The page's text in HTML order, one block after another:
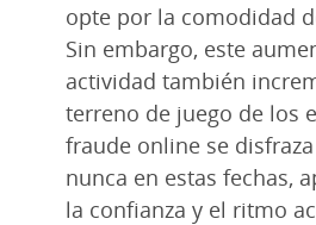
opte por la comodidad
Sin embargo, este
actividad también
terreno de juego de los
fraude online se
nunca en estas fechas,
la confianza y el ritmo